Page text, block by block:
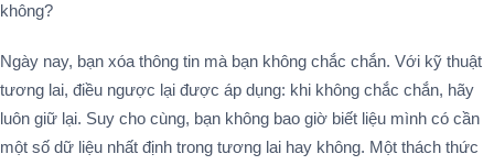
không?
Ngày nay, bạn xóa thông tin mà bạn không chắc chắn. Với kỹ thuật
tương lai, điều ngược lại được áp dụng: khi không chắc chắn, hãy
luôn giữ lại. Suy cho cùng, bạn không bao giờ biết liệu mình có cần
một số dữ liệu nhất định trong tương lai hay không. Một thách thức